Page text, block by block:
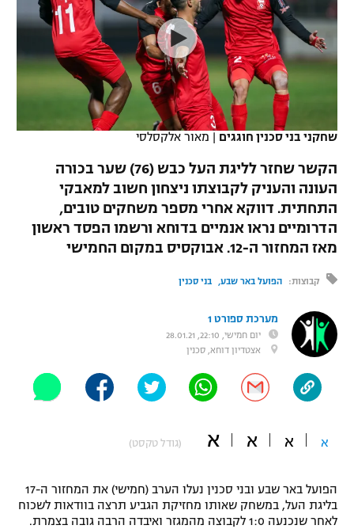
VOD
רץ ברשת
תוצאות
לוח שידורים
"מעל הליגה" – פודקאסט
"מחצית בשכונה" – פודקאסט
משתתפים וזוכים בפרסים
תקנון עבור פעילות אלקטרה
טניס
נבחרת ישראל
מכבי חיפה
בית"ר ירושלים
מכבי תל אביב
הפועל תל אביב
הפועל חיפה
הפועל באר שבע
מכבי נתניה
בני יהודה
ליגה ספרדית
ליגה איטלקית
ליגה צרפתית
ליגה טורקית
ליגה סינית
כדורסל נשים
מכבי תל אביב
הפועל חולון
הפועל ירושלים
דני אבדיה
יורוליג
יורוקאפ
טניס
ג'ודו
אגרוף
ספורט אולימפי
UFC
היאבקות WWE
אופניים
פוטבול אמריקאי NFL
שחקני בני סכנין חוגגים | מאור אלקסלסי
הקשר שחזר לליגת העל כבש (76) שער בכורה
העונה והעניק לקבוצתו ניצחון חשוב למאבקי
התחתית. דווקא אחרי מספר משחקים טובים,
הדרומיים נראו אנמיים בדוחא ורשמו הפסד ראשון
מאז המחזור ה-12. אבוקסיס במקום החמישי
קבוצות: הפועל באר שבע בני סכנין
מערכת ספורט 1
יום חמישי, 22:10, 28.01.21
אצטדיון דוחא, סכנין
א א א א (גודל טקסט)
הפועל באר שבע ובני סכנין נעלו הערב (חמישי) את המחזור ה-17
בליגת העל, במשחק שאותו מחזיקת הגביע תרצה בוודאות לשכוח
לאחר שנכנעה 1:0 לקבוצה מהמגזר ואיבדה הרבה גובה בצמרת.